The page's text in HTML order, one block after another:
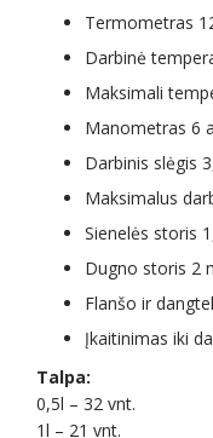
Termometras
Darbinė
Maksimali
Manometras 6
Darbinis slėgis
Maksimalus
Sienelės storis
Dugno storis 2
Flanšo ir
Įkaitinimas iki
Talpa:
0,5l – 32 vnt.
1l – 21 vnt.